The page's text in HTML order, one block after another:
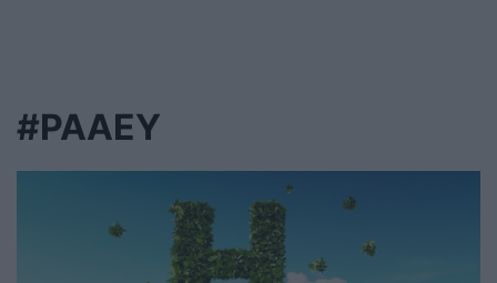
#ΡΑΑΕΥ